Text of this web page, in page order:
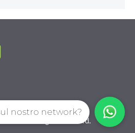
© 2026. All right reserverd.
nostro network?